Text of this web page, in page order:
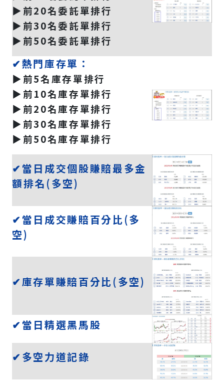
▶️前20名委託單排行
▶️前30名委託單排行
▶️前50名委託單排行
✔熱門庫存單：
▶️前5名庫存單排行
▶️前10名庫存單排行
▶️前20名庫存單排行
▶️前30名庫存單排行
▶️前50名庫存單排行
✔當日成交個股賺賠最多金
額排名(多空)
✔當日成交賺賠百分比(多
空)
✔庫存單賺賠百分比(多空)
✔當日精選黑馬股
✔多空力道記錄